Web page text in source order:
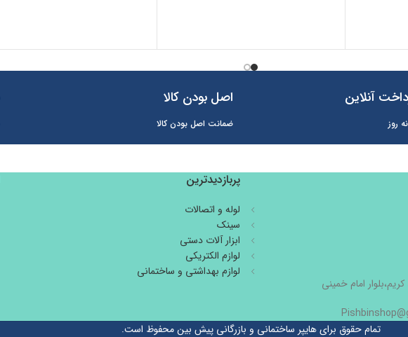
آنلاین
روز
اصل بودن کالا
ضمانت اصل بودن کالا
امام خمینی
پربازدیدترین
لوله و اتصالات
سینک
ابزار آلات دستی
لوازم الکتریکی
لوازم بهداشتی و ساختمانی
تمام حقوق برای هایپر ساختمانی و بازرگانی پیش بین محفوظ است.